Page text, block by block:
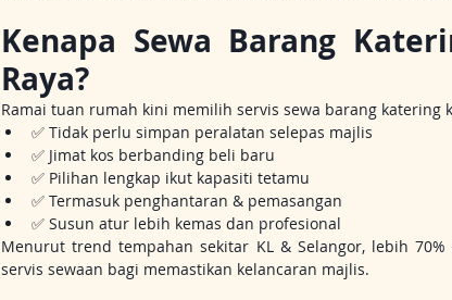
Kenapa Sewa Barang
Raya?
Ramai tuan rumah kini memilih servis sewa barang katering
✅ Tidak perlu simpan peralatan selepas majlis
✅ Jimat kos berbanding beli baru
✅ Pilihan lengkap ikut kapasiti tetamu
✅ Termasuk penghantaran & pemasangan
✅ Susun atur lebih kemas dan profesional
Menurut trend tempahan sekitar KL & Selangor, lebih
servis sewaan bagi memastikan kelancaran majlis.